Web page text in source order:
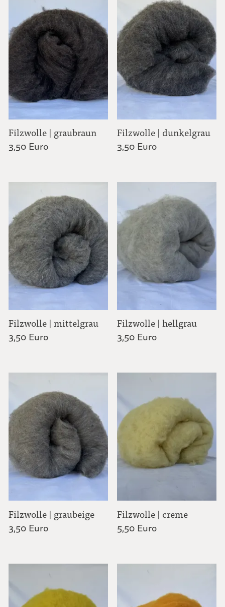
Filzwolle | graubraun
3,50 Euro
Filzwolle | dunkelgrau
3,50 Euro
Filzwolle | mittelgrau
3,50 Euro
Filzwolle | hellgrau
3,50 Euro
Filzwolle | graubeige
3,50 Euro
Filzwolle | creme
5,50 Euro